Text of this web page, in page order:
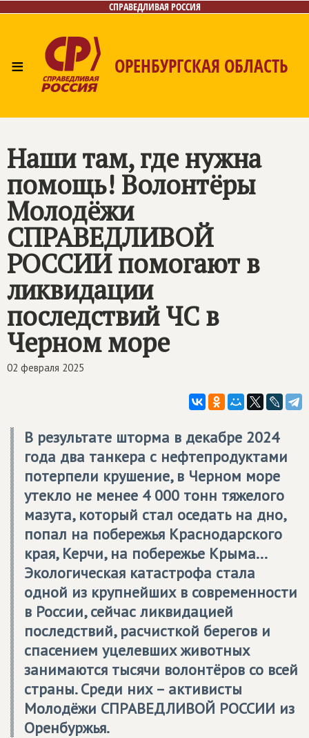
СПРАВЕДЛИВАЯ РОССИЯ
≡ ОРЕНБУРГСКАЯ ОБЛАСТЬ
Наши там, где нужна
помощь! Волонтёры
Молодёжи
СПРАВЕДЛИВОЙ
РОССИИ помогают в
ликвидации
последствий ЧС в
Черном море
02 февраля 2025
В результате шторма в декабре 2024
года два танкера с нефтепродуктами
потерпели крушение, в Черном море
утекло не менее 4 000 тонн тяжелого
мазута, который стал оседать на дно,
попал на побережья Краснодарского
края, Керчи, на побережье Крыма...
Экологическая катастрофа стала
одной из крупнейших в современности
в России, сейчас ликвидацией
последствий, расчисткой берегов и
спасением уцелевших животных
занимаются тысячи волонтёров со всей
страны. Среди них – активисты
Молодёжи СПРАВЕДЛИВОЙ РОССИИ из
Оренбуржья.